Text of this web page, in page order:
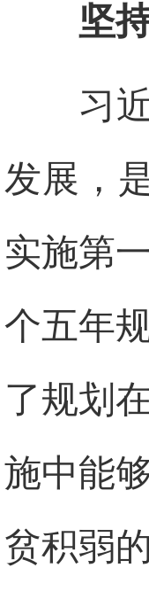
坚
习
发展，
实施第
个五年
了规划
施中能
贫积弱